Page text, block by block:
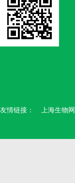
友情链接： 上海生物网